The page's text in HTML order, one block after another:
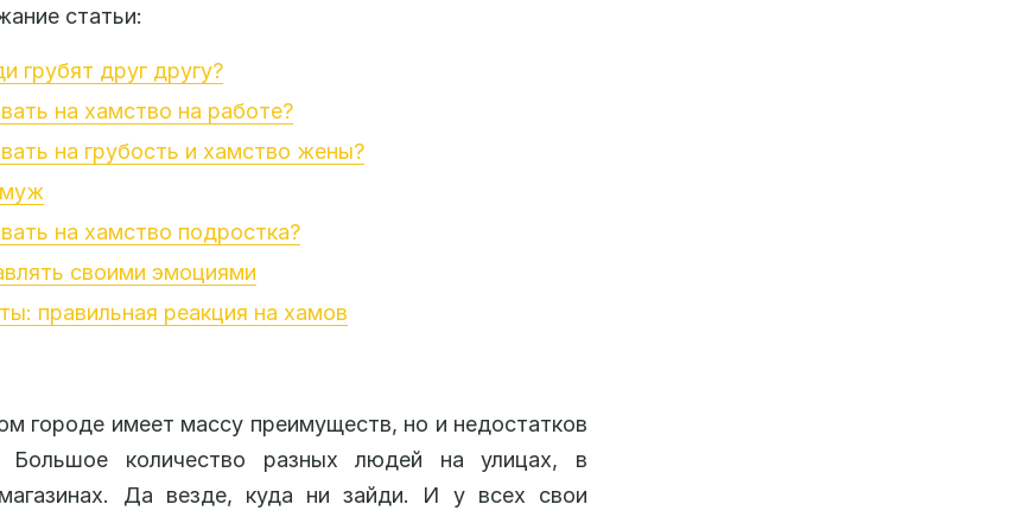
статьи:
грубят друг другу?
на хамство на работе?
на грубость и хамство жены?
муж
на хамство подростка?
своими эмоциями
правильная реакция на хамов
городе имеет массу преимуществ, но и недостатков
Большое количество разных людей на улицах, в
Да везде, куда ни зайди. И у всех свои